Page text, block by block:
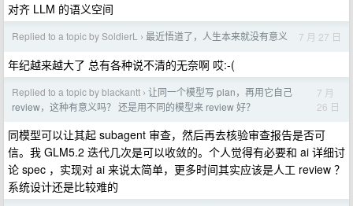
对齐 LLM 的语义空间
Replied to a topic by SoldierL › 最近悟道了，人生本来就没有意义 7 月 27 日
年纪越来越大了 总有各种说不清的无奈啊 哎:-(
Replied to a topic by blackantt › 让同一个模型写 plan，再用它自己
review，这种有意义吗？ 还是用不同的模型来 review 好？
7 月
26 日
同模型可以让其起 subagent 审查，然后再去核验审查报告是否可
信。我 GLM5.2 迭代几次是可以收敛的。个人觉得有必要和 ai 详细讨
论 spec ，实现对 ai 来说太简单，更多时间其实应该是人工 review ？
系统设计还是比较难的